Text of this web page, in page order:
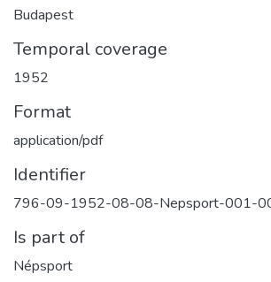
Budapest
Temporal coverage
1952
Format
application/pdf
Identifier
796-09-1952-08-08-Nepsport-001-
Is part of
Népsport